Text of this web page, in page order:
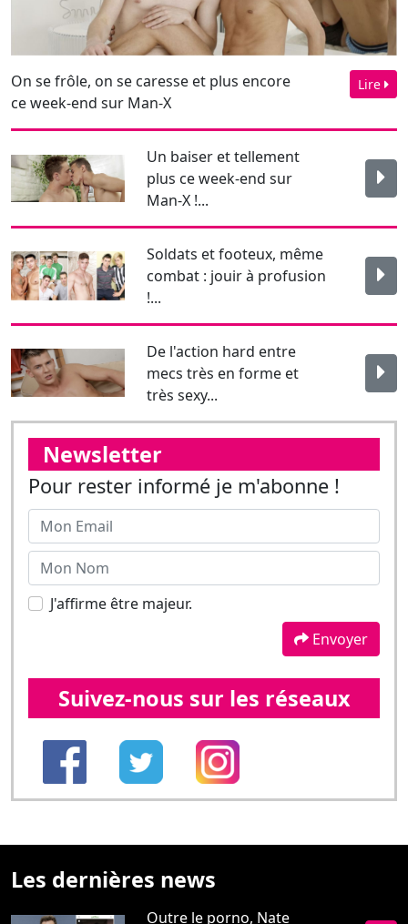
On se frôle, on se caresse et plus encore
ce week-end sur Man-X
Lire
Un baiser et tellement
plus ce week-end sur
Man-X !...
Soldats et footeux, même
combat : jouir à profusion
!...
De l'action hard entre
mecs très en forme et
très sexy...
Newsletter
Pour rester informé je m'abonne !
J'affirme être majeur.
Envoyer
Suivez-nous sur les réseaux
Les dernières news
Outre le porno, Nate